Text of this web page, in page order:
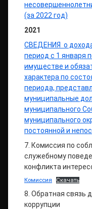
(за 2022 год)
2021
СВЕДЕНИЯ о
период с 1 января
имуществе и
характера по
периода,
муниципальные
муниципального
муниципального
постоянной и
7. Комиссия по
служебному
конфликта
Комиссия Скачать
8. Обратная связь
коррупции